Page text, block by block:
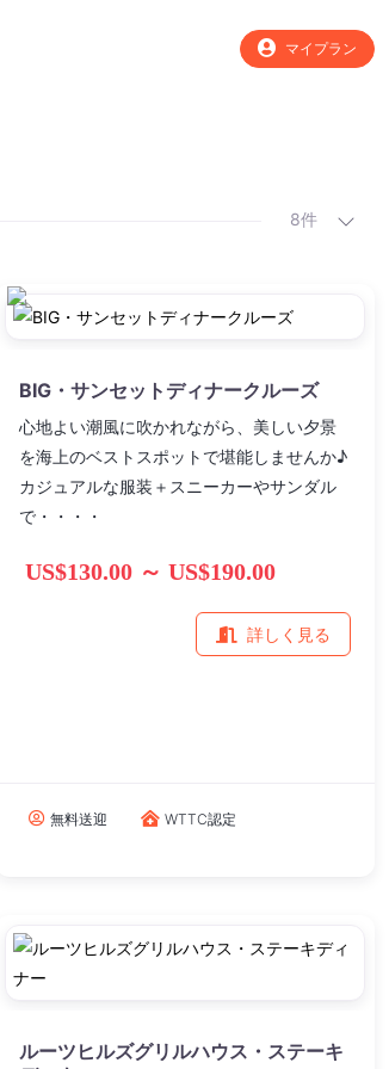
マイプラン
8件
BIG・サンセットディナークルーズ
心地よい潮風に吹かれながら、美しい夕景
を海上のベストスポットで堪能しませんか♪
カジュアルな服装＋スニーカーやサンダル
で・・・・
US$130.00 ～ US$190.00
詳しく見る
無料送迎 WTTC認定
ルーツヒルズグリルハウス・ステーキ